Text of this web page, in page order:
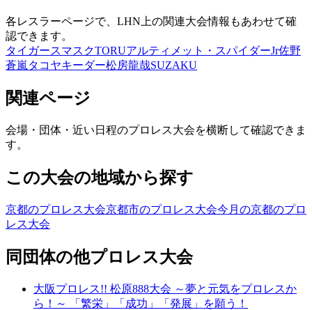
各レスラーページで、LHN上の関連大会情報もあわせて確
認できます。
タイガースマスクTORUアルティメット・スパイダーJr佐野
蒼嵐タコヤキーダー松房龍哉SUZAKU
関連ページ
会場・団体・近い日程のプロレス大会を横断して確認できま
す。
この大会の地域から探す
京都のプロレス大会京都市のプロレス大会今月の京都のプロ
レス大会
同団体の他プロレス大会
大阪プロレス!! 松原888大会 ～夢と元気をプロレスか
ら！～ 「繁栄」「成功」「発展」を願う！